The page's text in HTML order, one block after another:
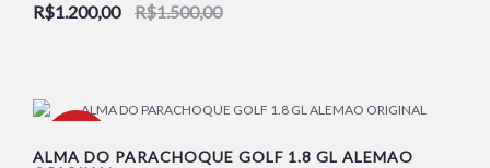
R$1.200,00 R$1.500,00
ALMA DO PARACHOQUE GOLF 1.8 GL ALEMAO